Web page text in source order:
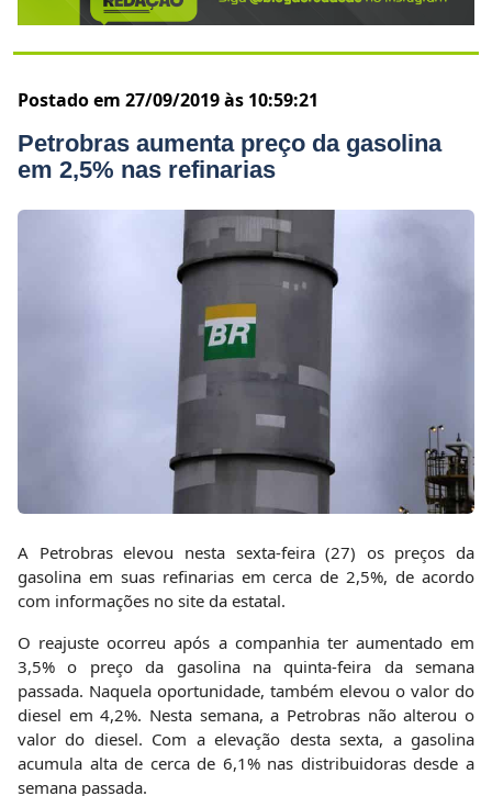
Postado em 27/09/2019 às 10:59:21
Petrobras aumenta preço da gasolina
em 2,5% nas refinarias
A Petrobras elevou nesta sexta-feira (27) os preços da
gasolina em suas refinarias em cerca de 2,5%, de acordo
com informações no site da estatal.
O reajuste ocorreu após a companhia ter aumentado em
3,5% o preço da gasolina na quinta-feira da semana
passada. Naquela oportunidade, também elevou o valor do
diesel em 4,2%. Nesta semana, a Petrobras não alterou o
valor do diesel. Com a elevação desta sexta, a gasolina
acumula alta de cerca de 6,1% nas distribuidoras desde a
semana passada.